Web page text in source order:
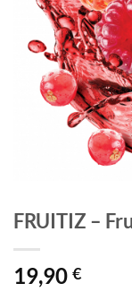
FRUITIZ –
19,90 €